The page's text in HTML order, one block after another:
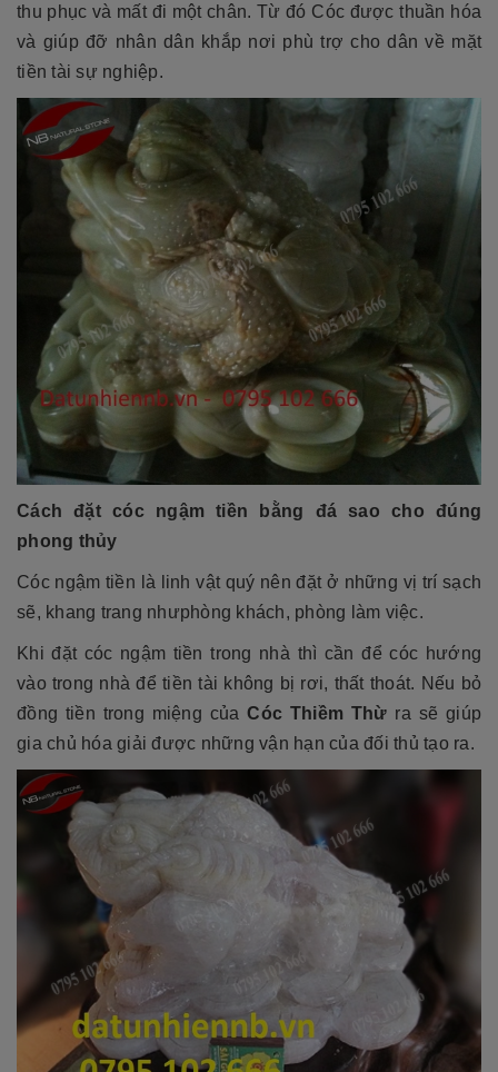
thu phục và mất đi một chân. Từ đó Cóc được thuần hóa
và giúp đỡ nhân dân khắp nơi phù trợ cho dân về mặt
tiền tài sự nghiệp.
Cách đặt cóc ngậm tiền bằng đá sao cho đúng
phong thủy
Cóc ngậm tiền là linh vật quý nên đặt ở những vị trí sạch
sẽ, khang trang nhưphòng khách, phòng làm việc.
Khi đặt cóc ngậm tiền trong nhà thì cần để cóc hướng
vào trong nhà để tiền tài không bị rơi, thất thoát. Nếu bỏ
đồng tiền trong miệng củaCóc Thiềm Thừ ra sẽ giúp
gia chủ hóa giải được những vận hạn của đối thủ tạo ra.